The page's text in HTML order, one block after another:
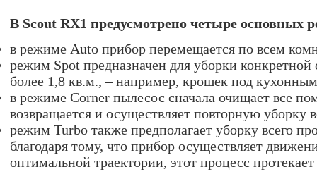
В Scout RX1 предусмотрено четыре основных
в режиме Auto прибор перемещается по всем
режим Spot предназначен для уборки
более 1,8 кв.м., – например, крошек под
в режиме Corner пылесос сначала очищает все
возвращается и осуществляет повторную уборку
режим Turbo также предполагает уборку всего
благодаря тому, что прибор осуществляет
оптимальной траектории, этот процесс